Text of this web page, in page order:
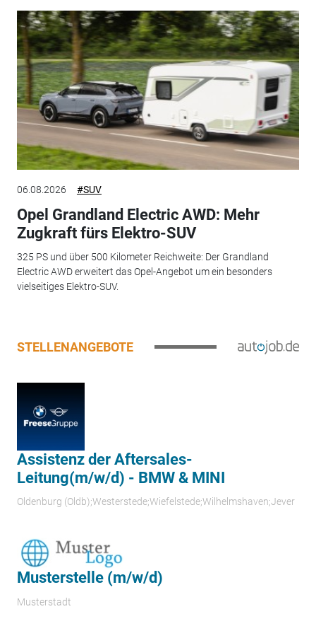
06.08.2026 #SUV
Opel Grandland Electric AWD: Mehr
Zugkraft fürs Elektro-SUV
325 PS und über 500 Kilometer Reichweite: Der Grandland
Electric AWD erweitert das Opel-Angebot um ein besonders
vielseitiges Elektro-SUV.
STELLENANGEBOTE
Assistenz der Aftersales-
Leitung(m/w/d) - BMW & MINI
Oldenburg (Oldb);Westerstede;Wiefelstede;Wilhelmshaven;Jever
Musterstelle (m/w/d)
Musterstadt